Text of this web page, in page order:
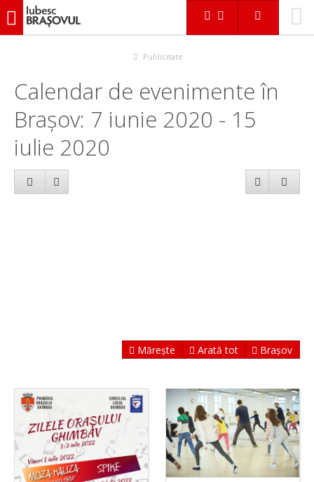
iubescbraşovul.ro
Publicitate
Calendar de evenimente în
Brașov: 7 iunie 2020 - 15
iulie 2020
Mărește Arată tot Brașov